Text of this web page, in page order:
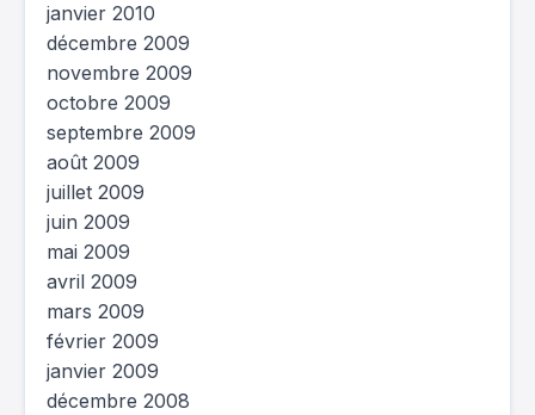
janvier 2010
décembre 2009
novembre 2009
octobre 2009
septembre 2009
août 2009
juillet 2009
juin 2009
mai 2009
avril 2009
mars 2009
février 2009
janvier 2009
décembre 2008